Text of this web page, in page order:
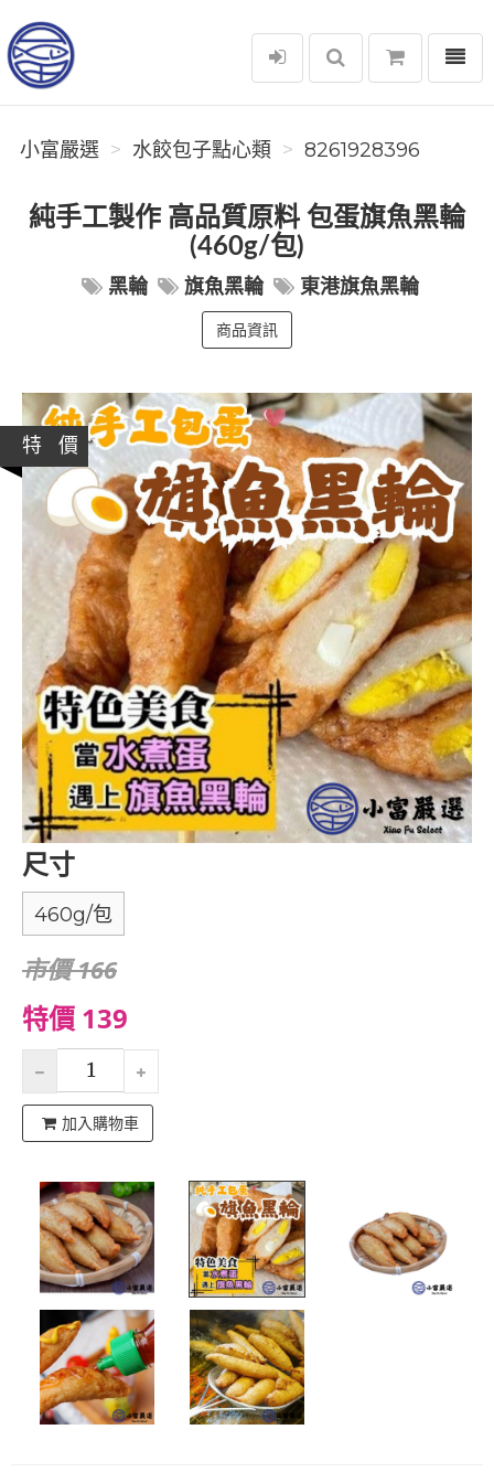
小富嚴選
選單
小富嚴選 水餃包子點心類 8261928396
純手工製作 高品質原料 包蛋旗魚黑輪
(460g/包)
黑輪 旗魚黑輪 東港旗魚黑輪
商品資訊
特 價
尺寸
460g/包
市價 166
特價 139
加入購物車